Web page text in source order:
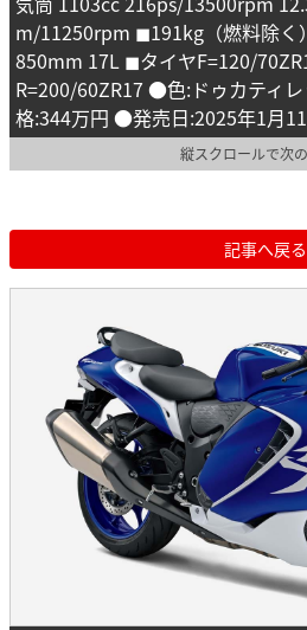
m/11250rpm ◼︎191kg（燃料除く
850mm 17L ◼︎タイヤF=120/
R=200/60ZR17 ●色:ドゥカティ
格:344万円 ●発売日:2025年1月
縦スクロールで次
記事へ戻る